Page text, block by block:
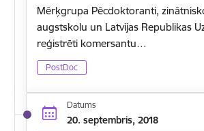
Mērķgrupa Pēcdoktoranti,
augstskolu un Latvijas Republikas
reģistrēti komersantu…
PostDoc
Datums
20. septembris, 2018